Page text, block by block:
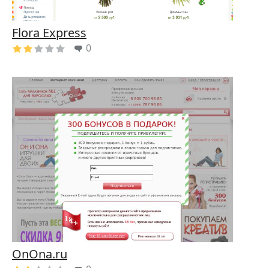
Flora Express
0
OnOna.ru